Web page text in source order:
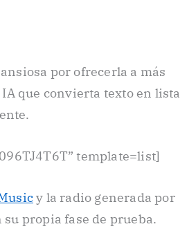
por ofrecerla a más
que convierta texto en lista
template=list]
y la radio generada por
propia fase de prueba.